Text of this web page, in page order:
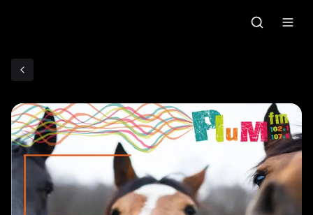
Accueil
Grille des programmes
Podcasts
Le gallo